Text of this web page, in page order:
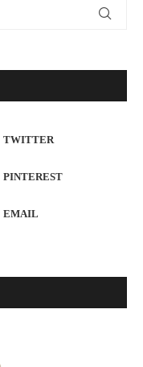
TWITTER
PINTEREST
EMAIL